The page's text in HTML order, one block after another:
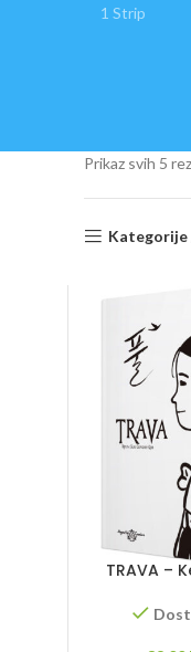
1 Strip
Prikaz svih 5
TRAVA –